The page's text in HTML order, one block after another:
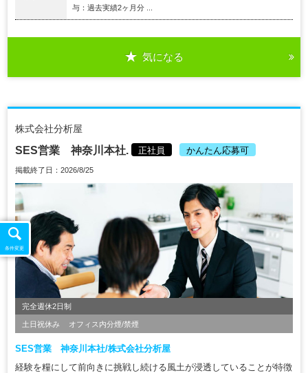
与：過去実績2ヶ月分 ...
気になる
株式会社分析屋
SES営業 神奈川本社. 正社員 かんたん応募可
掲載終了日：2026/8/25
完全週休2日制
土日祝休み オフィス内分煙/禁煙
SES営業 神奈川本社/株式会社分析屋
経験を糧にして前向きに挑戦し続ける風土が浸透していることが特徴
条件変更